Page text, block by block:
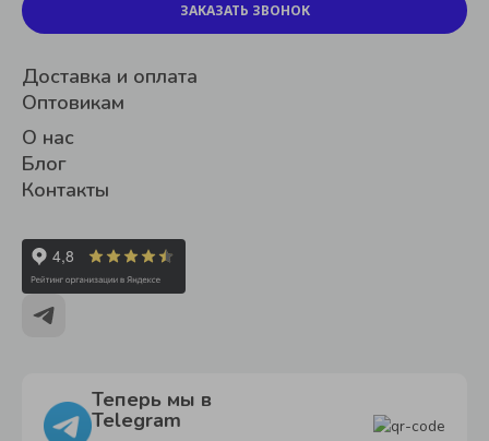
Доставка и оплата
Оптовикам
О нас
Блог
Контакты
ЗАКАЗАТЬ ЗВОНОК
Теперь мы в
Telegram